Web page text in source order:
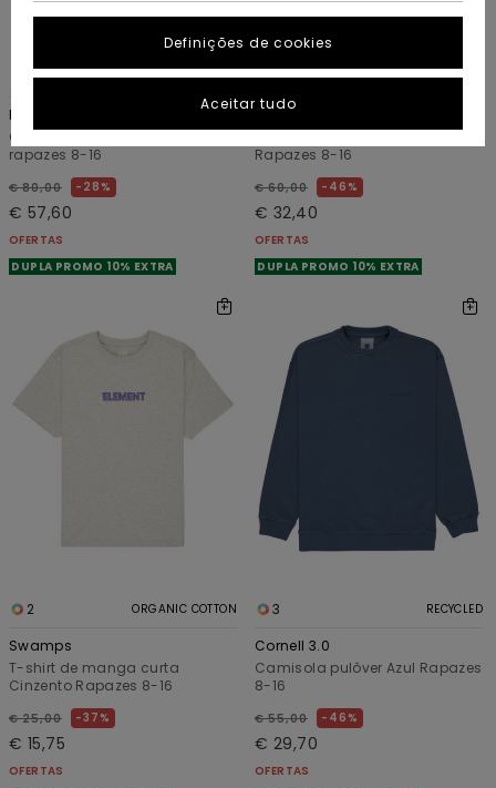
2 RECYCLED
Big Carpenter Denim Y
Calças estilo carpinteiro Azul
rapazes 8-16
€ 80,00 28%
€ 57,60
OFERTAS
DUPLA PROMO 10% EXTRA
1 RECYCLED
Pizza
Rapazes 8-16
€ 60,00 46%
€ 32,40
OFERTAS
DUPLA PROMO 10% EXTRA
2 ORGANIC COTTON
Swamps
T-shirt de manga curta
Cinzento Rapazes 8-16
€ 25,00 37%
€ 15,75
OFERTAS
3 RECYCLED
Cornell 3.0
Camisola pulôver Azul Rapazes
8-16
€ 55,00 46%
€ 29,70
OFERTAS
Definições de cookies
Aceitar tudo